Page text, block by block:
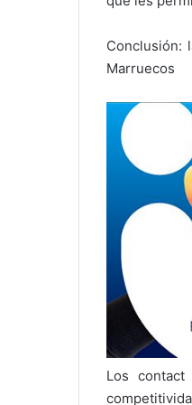
Conclusión:
Marruecos
Los